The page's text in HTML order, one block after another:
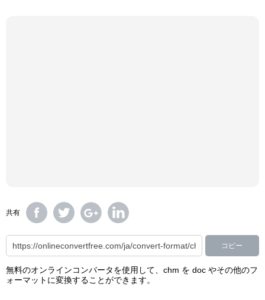
共有
コピー
無料のオンラインコンバータを使用して、chm を doc やその他のフ
ォーマットに変換することができます。